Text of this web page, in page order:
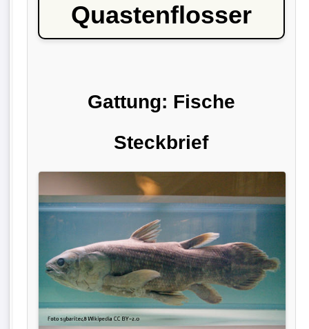
Quastenflosser
Gattung: Fische
Steckbrief